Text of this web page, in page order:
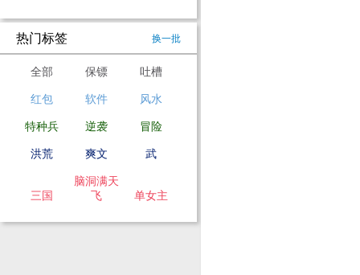
热门标签 换一批
全部 保镖 吐槽
红包 软件 风水
特种兵 逆袭 冒险
洪荒 爽文 武
三国
脑洞满天
飞
单女主